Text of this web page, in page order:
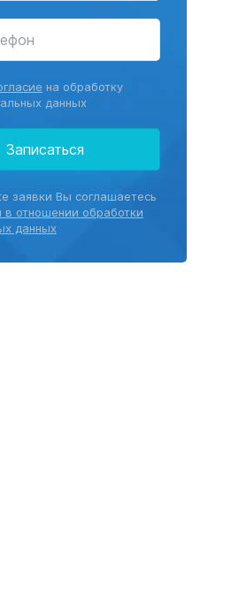
на обработку
данных
Записаться
заявки Вы соглашаетесь
в отношении обработки
данных